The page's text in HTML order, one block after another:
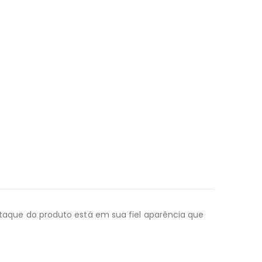
do produto está em sua fiel aparência que